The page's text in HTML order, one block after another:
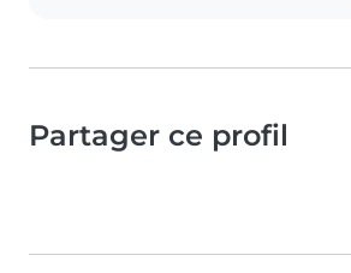
Partager ce profil